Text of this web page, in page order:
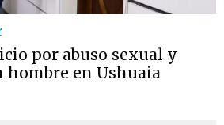
por abuso sexual y
hombre en Ushuaia